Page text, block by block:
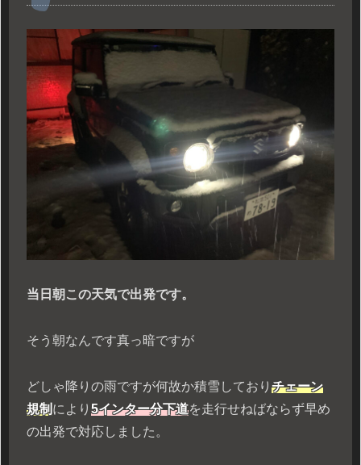
当日朝この天気で出発です。
そう朝なんです真っ暗ですが
どしゃ降りの雨ですが何故か積雪しており チェーン
規制 により 5インター分下道を走行せねばならず早め
の出発で対応しました。